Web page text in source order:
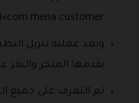
وبعد عملية تنزيل
يقدمها المتجر والنقر
ثم التعرف على جميع